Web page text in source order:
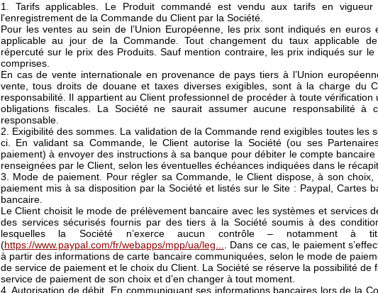
1. Tarifs applicables. Le Produit commandé est vendu aux tarifs en
l'enregistrement de la Commande du Client par la Société.
Pour les ventes au sein de l’Union Européenne, les prix sont indiqués en euros
applicable au jour de la Commande. Tout changement du taux applicable
répercuté sur le prix des Produits. Sauf mention contraire, les prix indiqués sur
comprises.
En cas de vente internationale en provenance de pays tiers à l’Union
vente, tous droits de douane et taxes diverses exigibles, sont à la charge du
responsabilité. Il appartient au Client professionnel de procéder à toute
obligations fiscales. La Société ne saurait assumer aucune responsabilité
responsable.
2. Exigibilité des sommes. La validation de la Commande rend exigibles toutes les
ci. En validant sa Commande, le Client autorise la Société (ou ses
paiement) à envoyer des instructions à sa banque pour débiter le compte
renseignées par le Client, selon les éventuelles échéances indiquées dans le
3. Mode de paiement. Pour régler sa Commande, le Client dispose, à son
paiement mis à sa disposition par la Société et listés sur le Site : Paypal, Cartes
bancaire.
Le Client choisit le mode de prélèvement bancaire avec les systèmes et services
des services sécurisés fournis par des tiers à la Société soumis à des
lesquelles la Société n’exerce aucun contrôle – notamment à
(https://www.paypal.com/fr/webapps/mpp/ua/leg...
. Dans ce cas, le paiement
à partir des informations de carte bancaire communiquées, selon le mode de
de service de paiement et le choix du Client. La Société se réserve la possibilité de
service de paiement de son choix et d’en changer à tout moment.
4. Autorisation de débit. En communiquant ses informations bancaires lors de la